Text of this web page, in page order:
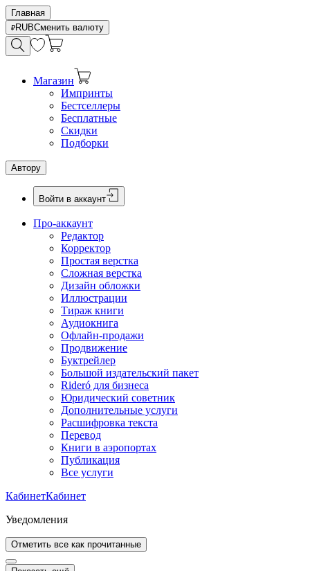
Главная
RUBСменить валюту
Магазин
Импринты
Бестселлеры
Бесплатные
Скидки
Подборки
Автору
Войти в аккаунт
Про-аккаунт
Редактор
Корректор
Простая верстка
Сложная верстка
Дизайн обложки
Иллюстрации
Тираж книги
Аудиокнига
Офлайн-продажи
Продвижение
Буктрейлер
Большой издательский пакет
Rideró для бизнеса
Юридический советник
Дополнительные услуги
Расшифровка текста
Перевод
Книги в аэропортах
Публикация
Все услуги
КабинетКабинет
Уведомления
Отметить все как прочитанные